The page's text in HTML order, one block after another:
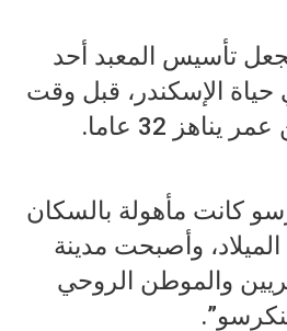
تأسيس المعبد أحد
حياة الإسكندر، قبل وقت
32 عاما.
كانت مأهولة بالسكان
5000 قبل الميلاد، وأصبحت مدينة
والموطن الروحي